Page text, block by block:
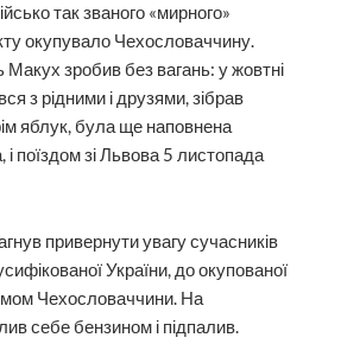
так званого «мирного»
окупувало Чехословаччину.
Макух зробив без вагань: у жовтні
з рідними і друзями, зібрав
яблук, була ще наповнена
поїздом зі Львова 5 листопада
привернути увагу сучасників
України, до окупованої
Чехословаччини. На
себе бензином і підпалив.